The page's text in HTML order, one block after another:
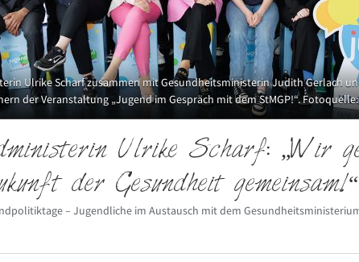
Ulrike Scharf zusammen mit Gesundheitsministerin Judith Gerlach
der Veranstaltung „Jugend im Gespräch mit dem StMGP!“.
Ulrike Scharf: „Wir
der Gesundheit gemeinsam!“
– Jugendliche im Austausch mit dem